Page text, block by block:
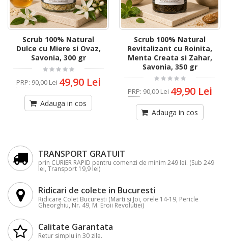
Scrub 100% Natural
Dulce cu Miere si Ovaz,
Savonia, 300 gr
PRP: 90,00 Lei 49,90 Lei
Adauga in cos
Scrub 100% Natural
Revitalizant cu Roinita,
Menta Creata si Zahar,
Savonia, 350 gr
PRP: 90,00 Lei 49,90 Lei
Adauga in cos
TRANSPORT GRATUIT
prin CURIER RAPID pentru comenzi de minim 249 lei. (Sub 249
lei, Transport 19,9 lei)
Ridicari de colete in Bucuresti
Ridicare Colet Bucuresti (Marti si Joi, orele 14-19, Pericle
Gheorghiu, Nr. 49, M. Eroii Revolutiei)
Calitate Garantata
Retur simplu in 30 zile.